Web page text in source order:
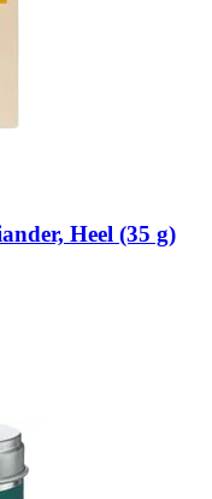
Heel (35 g)